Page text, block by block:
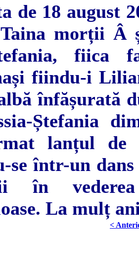
de 18 august
morții Â
fiica
fiindu-i
înfășurată
Ștefania
lanțul de
se într-un
în vederea
La mulț
<